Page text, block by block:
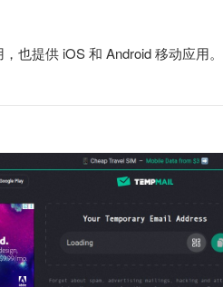
也提供 iOS 和 Android 移动应用